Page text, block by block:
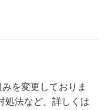
を変更しておりま
処法など、詳しくは